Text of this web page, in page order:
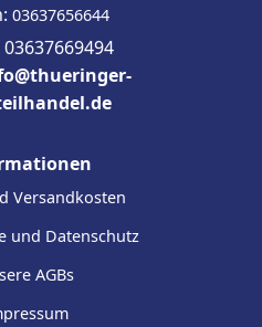
03637656644
Versandkosten
und Datenschutz
AGBs